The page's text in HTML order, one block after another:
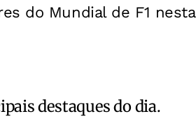
do Mundial de F1 nesta
destaques do dia.